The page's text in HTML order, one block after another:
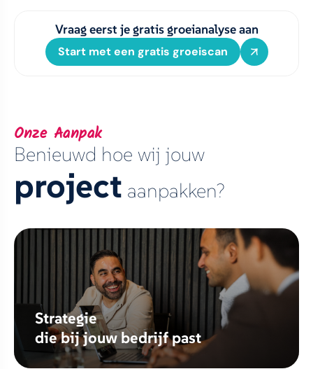
Vraag eerst je gratis groeianalyse aan
Start met een gratis groeiscan
Onze Aanpak
Benieuwd hoe wij jouw
project aanpakken?
Strategie
die bij jouw bedrijf past